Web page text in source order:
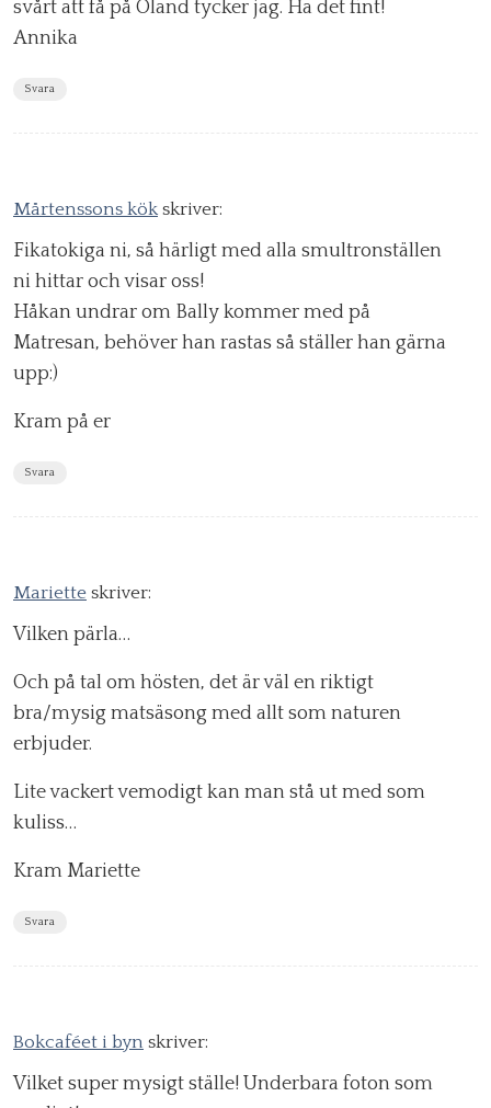
svårt att få på Öland tycker jag. Ha det fint!
Annika
Svara
Mårtenssons kök skriver:
Fikatokiga ni, så härligt med alla smultronställen
ni hittar och visar oss!
Håkan undrar om Bally kommer med på
Matresan, behöver han rastas så ställer han gärna
upp:)
Kram på er
Svara
Mariette skriver:
Vilken pärla…
Och på tal om hösten, det är väl en riktigt
bra/mysig matsäsong med allt som naturen
erbjuder.
Lite vackert vemodigt kan man stå ut med som
kuliss…
Kram Mariette
Svara
Bokcaféet i byn skriver:
Vilket super mysigt ställe! Underbara foton som